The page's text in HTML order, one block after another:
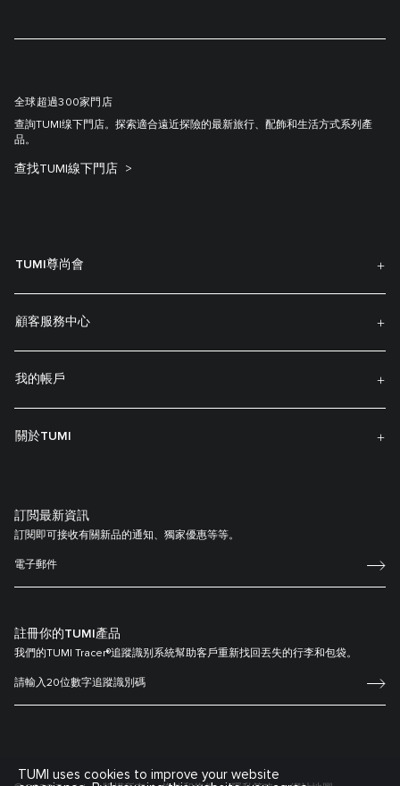
全球超過300家門店
查詢TUMI缐下門店。探索適合遠近探險的最新旅行、配飾和生活方式系列產
品。
查找TUMI線下門店
TUMI尊尚會
顧客服務中心
我的帳戶
關於TUMI
訂閲最新資訊
訂閱即可接收有關新品的通知、獨家優惠等等。
註冊你的TUMI產品
我們的TUMI Tracer®追蹤識别系統幫助客戶重新找回丟失的行李和包袋。
TUMI uses cookies to improve your website